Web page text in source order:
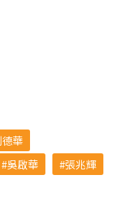
華
吳啟華
張兆輝